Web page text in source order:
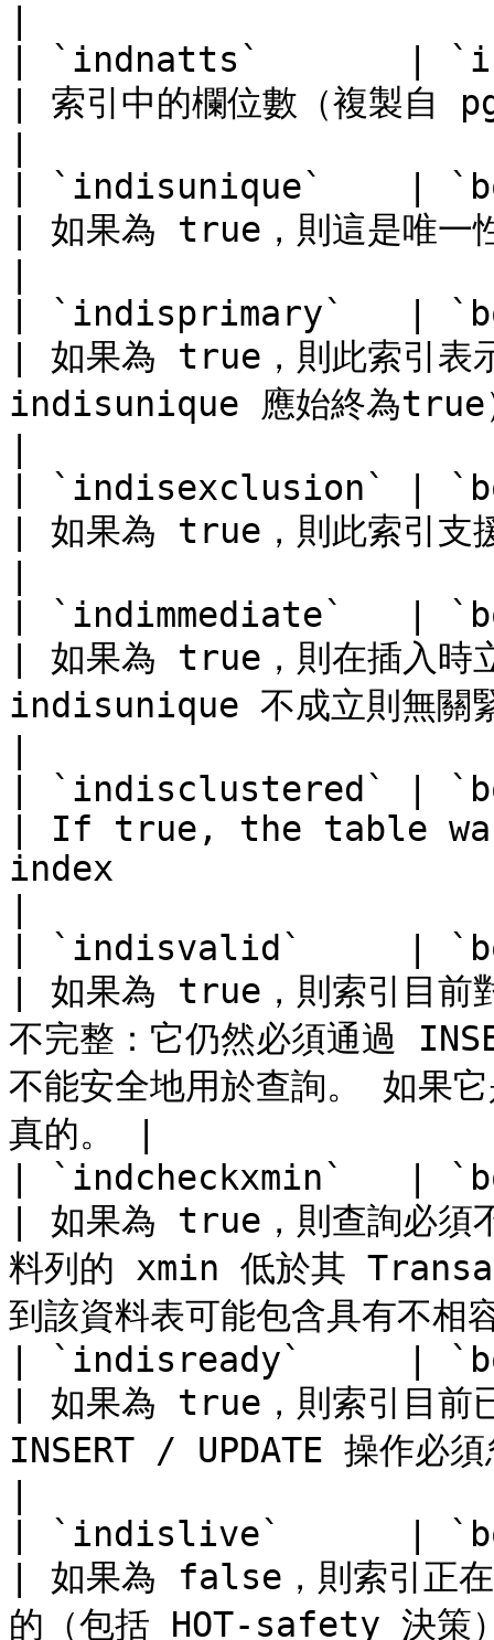
| `indnatts`       |
| 索引中的欄位數（複製
| `indisunique`    |
| 如果為 true，則這是唯一
| `indisprimary`   |
| 如果為 true，則此索引表
indisunique 應始終為true
| `indisexclusion` |
| 如果為 true，則此索引支
| `indimmediate`   |
| 如果為 true，則在插入時
indisunique 不成立則無關
| `indisclustered` |
| If true, the table
index
| `indisvalid`     |
| 如果為 true，則索引目前
不完整：它仍然必須通過
不能安全地用於查詢。 如果
真的。 |
| `indcheckxmin`
| 如果為 true，則查詢必
料列的 xmin 低於其
到該資料表可能包含具有不
| `indisready`     |
| 如果為 true，則索引目前
INSERT / UPDATE 操作必須
| `indislive`      |
| 如果為 false，則索引正在
的（包括 HOT-safety 決策